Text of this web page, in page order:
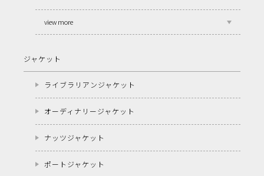
view more
ジャケット
ライブラリアンジャケット
オーディナリージャケット
ナッツジャケット
ポートジャケット